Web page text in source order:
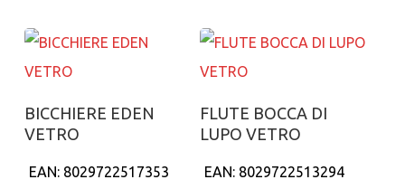
Aggiungi al carrello
BICCHIERE EDEN
VETRO
EAN: 8029722517353
Aggiungi al carrello
FLUTE BOCCA DI
LUPO VETRO
EAN: 8029722513294